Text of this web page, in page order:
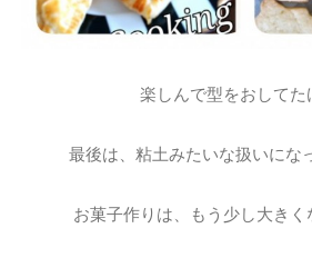
楽しんで型をおしてた
最後は、粘土みたいな扱いにな
お菓子作りは、もう少し大きく